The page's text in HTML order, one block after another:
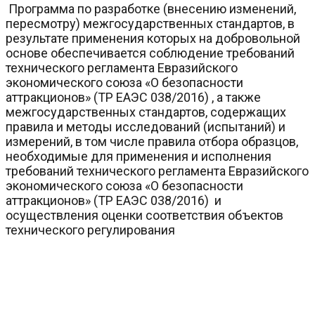
Программа по разработке (внесению изменений,
пересмотру) межгосударственных стандартов, в
результате применения которых на добровольной
основе обеспечивается соблюдение требований
технического регламента Евразийского
экономического союза «О безопасности
аттракционов» (ТР ЕАЭС 038/2016) , а также
межгосударственных стандартов, содержащих
правила и методы исследований (испытаний) и
измерений, в том числе правила отбора образцов,
необходимые для применения и исполнения
требований технического регламента Евразийского
экономического союза «О безопасности
аттракционов» (ТР ЕАЭС 038/2016) и
осуществления оценки соответствия объектов
технического регулирования